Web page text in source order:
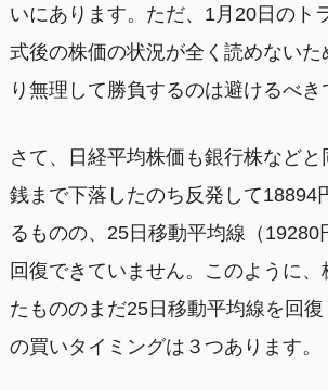
いにあります。ただ、1月20日のト
式後の株価の状況が全く読めないた
り無理して勝負するのは避けるべき
さて、日経平均株価も銀行株など
銭まで下落したのち反発して18894
るものの、25日移動平均線（19280
回復できていません。このように、
たもののまだ25日移動平均線を回
の買いタイミングは３つあります。